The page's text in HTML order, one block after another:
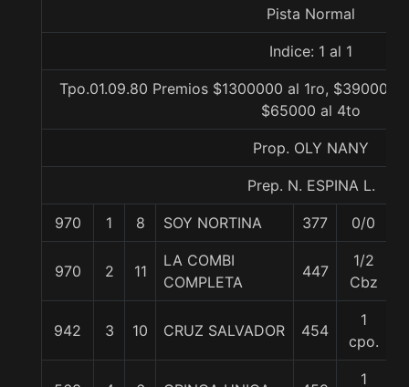
Pista Normal
Indice: 1 al 1
Tpo.01.09.80 Premios $1300000 al 1ro, $390000
$65000 al 4to
Prop. OLY NANY
Prep. N. ESPINA L.
970 1 8 SOY NORTINA 377 0/0
970 2 11
LA COMBI
COMPLETA
447
1/2
Cbz
942 3 10 CRUZ SALVADOR 454
1
cpo.
1